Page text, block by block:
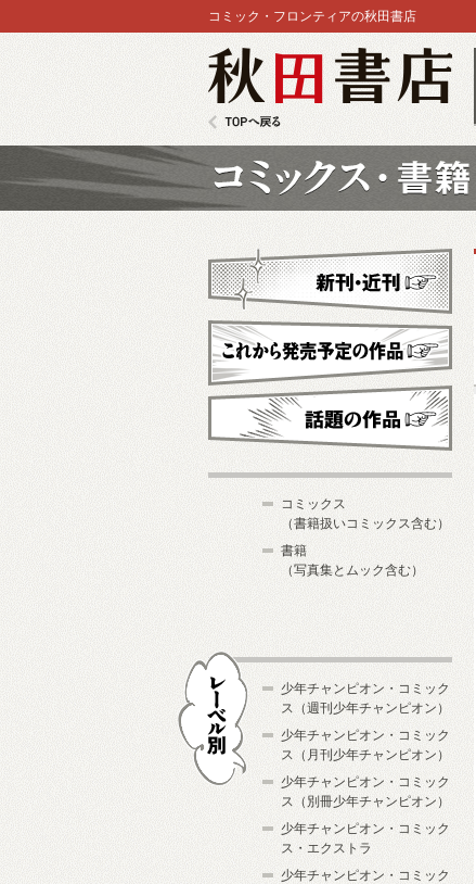
コミック・フロンティアの秋田書店
新刊・近刊
これから発売予定
コミックス
（書籍扱いコミックス含む）
書籍
（写真集とムック含む）
少年チャンピオン・コミック
ス（週刊少年チャンピオン）
少年チャンピオン・コミック
ス（月刊少年チャンピオン）
少年チャンピオン・コミック
ス（別冊少年チャンピオン）
少年チャンピオン・コミック
ス・エクストラ
少年チャンピオン・コミック